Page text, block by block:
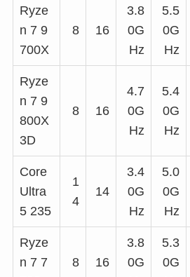
Ryze
n 7 9
700X
8 16
3.8
0G
Hz
5.5
0G
Hz
Ryze
n 7 9
800X
3D
8 16
4.7
0G
Hz
5.4
0G
Hz
Core
Ultra
5 235
1
4
14
3.4
0G
Hz
5.0
0G
Hz
Ryze
n 7 7
8 16
3.8
0G
5.3
0G